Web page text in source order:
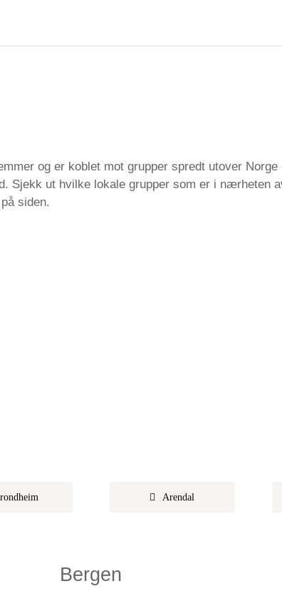
og er koblet mot grupper spredt utover
Sjekk ut hvilke lokale grupper som er i nærheten
siden.
Arendal
Bergen